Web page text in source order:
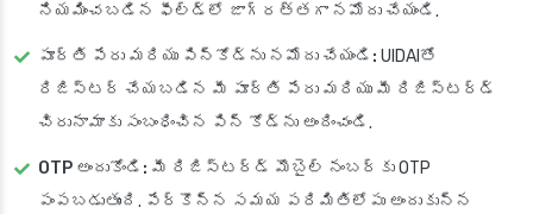
నియమించబడిన ఫీల్డ్‌లో జాగ్రత్తగా నమోదు చేయండి.
పూర్తి పేరు మరియు పిన్‌కోడ్‌ను నమోదు చేయండి: UIDAIతో
రిజిస్టర్ చేయబడిన మీ పూర్తి పేరు మరియు మీ రిజిస్టర్డ్
చిరునామాకు సంబంధించిన పిన్ కోడ్‌ను అందించండి.
OTP అందుకోండి: మీ రిజిస్టర్డ్ మొబైల్ నంబర్‌కు OTP
పంపబడుతుంది. పేర్కొన్న సమయ పరిమితిలోపు అందుకున్న